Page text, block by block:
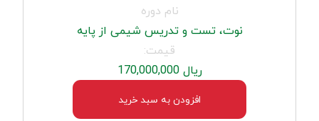
نام دوره
نوت، تست و تدریس شیمی از پایه
قیمت:
ریال 170,000,000
افزودن به سبد خرید